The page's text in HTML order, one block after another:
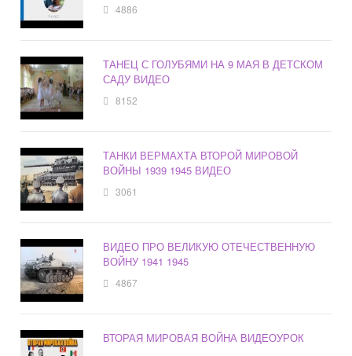
4886
ТАНЕЦ С ГОЛУБЯМИ НА 9 МАЯ В ДЕТСКОМ
САДУ ВИДЕО
8152
ТАНКИ ВЕРМАХТА ВТОРОЙ МИРОВОЙ
ВОЙНЫ 1939 1945 ВИДЕО
3061
ВИДЕО ПРО ВЕЛИКУЮ ОТЕЧЕСТВЕННУЮ
ВОЙНУ 1941 1945
4867
ВТОРАЯ МИРОВАЯ ВОЙНА ВИДЕОУРОК